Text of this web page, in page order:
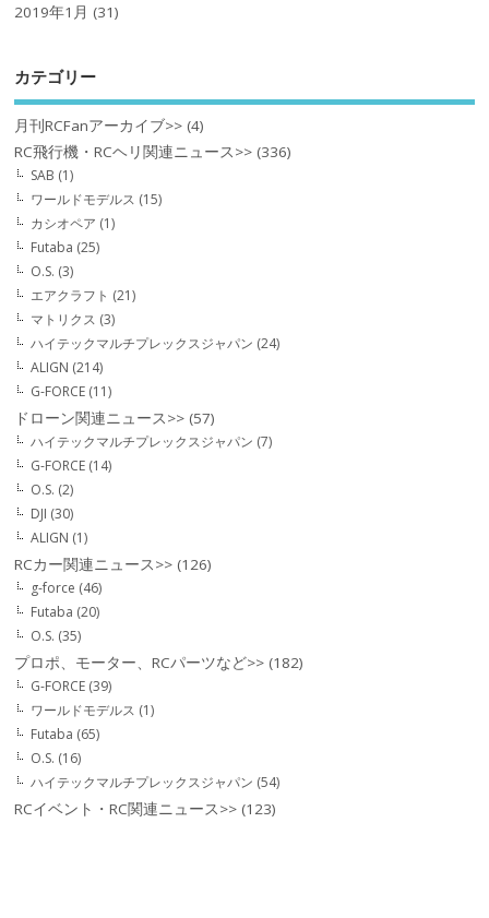
2019年1月 (31)
カテゴリー
月刊RCFanアーカイブ>> (4)
RC飛行機・RCヘリ関連ニュース>> (336)
SAB (1)
ワールドモデルス (15)
カシオペア (1)
Futaba (25)
O.S. (3)
エアクラフト (21)
マトリクス (3)
ハイテックマルチプレックスジャパン (24)
ALIGN (214)
G-FORCE (11)
ドローン関連ニュース>> (57)
ハイテックマルチプレックスジャパン (7)
G-FORCE (14)
O.S. (2)
DJI (30)
ALIGN (1)
RCカー関連ニュース>> (126)
g-force (46)
Futaba (20)
O.S. (35)
プロポ、モーター、RCパーツなど>> (182)
G-FORCE (39)
ワールドモデルス (1)
Futaba (65)
O.S. (16)
ハイテックマルチプレックスジャパン (54)
RCイベント・RC関連ニュース>> (123)